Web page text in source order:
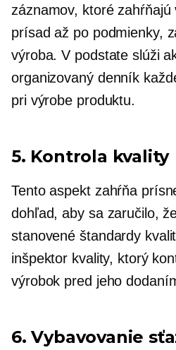
záznamov, ktoré
prísad až po podmienky,
výroba. V podstate slúži
organizovaný denník
pri výrobe produktu.
5. Kontrola kvality
Tento aspekt zahŕňa
dohľad, aby sa zaručilo,
stanovené štandardy
inšpektor kvality, ktorý
výrobok pred jeho
6. Vybavovanie